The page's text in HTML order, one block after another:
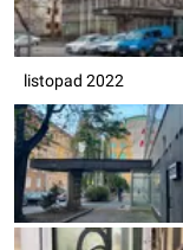
listopad 2022